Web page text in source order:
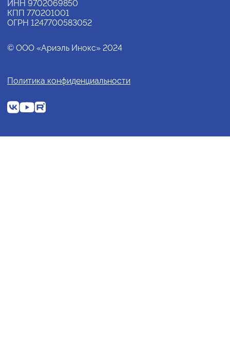
ИНН 9702069850
КПП 770201001
ОГРН 1247700583052
© ООО «Ариэль Инокс» 2024
Политика конфиденциальности